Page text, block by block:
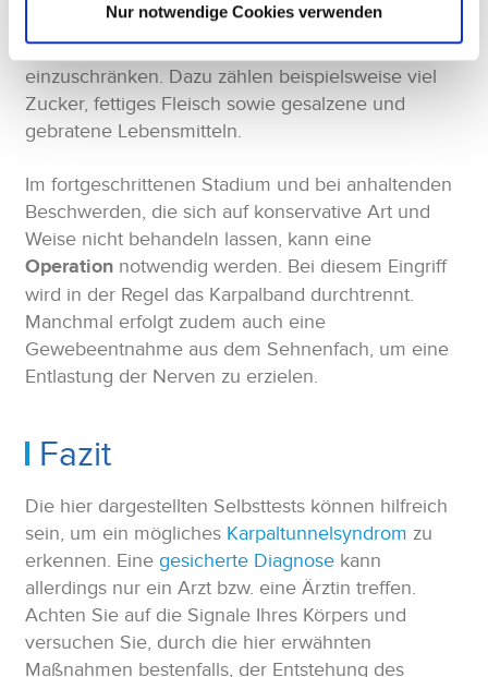
Nur notwendige Cookies verwenden
Karpaltunnelsyndroms lindern. Achten Sie darauf,
entzündungsfördernde Lebensmittel
einzuschränken. Dazu zählen beispielsweise viel
Zucker, fettiges Fleisch sowie gesalzene und
gebratene Lebensmitteln.
Im fortgeschrittenen Stadium und bei anhaltenden
Beschwerden, die sich auf konservative Art und
Weise nicht behandeln lassen, kann eine
Operation notwendig werden. Bei diesem Eingriff
wird in der Regel das Karpalband durchtrennt.
Manchmal erfolgt zudem auch eine
Gewebeentnahme aus dem Sehnenfach, um eine
Entlastung der Nerven zu erzielen.
Fazit
Die hier dargestellten Selbsttests können hilfreich
sein, um ein mögliches Karpaltunnelsyndrom zu
erkennen. Eine gesicherte Diagnose kann
allerdings nur ein Arzt bzw. eine Ärztin treffen.
Achten Sie auf die Signale Ihres Körpers und
versuchen Sie, durch die hier erwähnten
Maßnahmen bestenfalls, der Entstehung des